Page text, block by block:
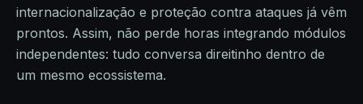
internacionalização e proteção contra ataques já vêm
prontos. Assim, não perde horas integrando módulos
independentes: tudo conversa direitinho dentro de
um mesmo ecossistema.